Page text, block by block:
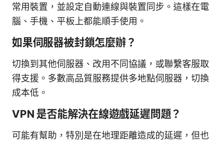
常用裝置，並設定自動連線與裝置同步。這樣在電
腦、手機、平板上都能順手使用。
如果伺服器被封鎖怎麼辦？
切換到其他伺服器、改用不同協議，或聯繫客服取
得支援。多數高品質服務提供多地點伺服器，切換
成本低。
VPN 是否能解決在線遊戲延遲問題？
可能有幫助，特別是在地理距離造成的延遲，但也